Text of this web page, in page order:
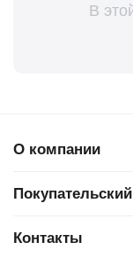
В
О компании
Контакты